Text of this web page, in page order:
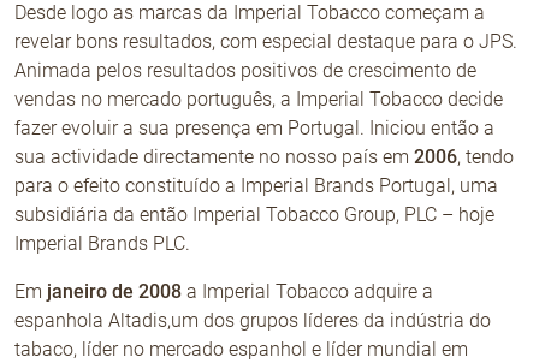
Desde logo as marcas da Imperial Tobacco começam a
revelar bons resultados, com especial destaque para o JPS.
Animada pelos resultados positivos de crescimento de
vendas no mercado português, a Imperial Tobacco decide
fazer evoluir a sua presença em Portugal. Iniciou então a
sua actividade directamente no nosso país em 2006, tendo
para o efeito constituído a Imperial Brands Portugal, uma
subsidiária da então Imperial Tobacco Group, PLC – hoje
Imperial Brands PLC.
Em janeiro de 2008 a Imperial Tobacco adquire a
espanhola Altadis,um dos grupos líderes da indústria do
tabaco, líder no mercado espanhol e líder mundial em